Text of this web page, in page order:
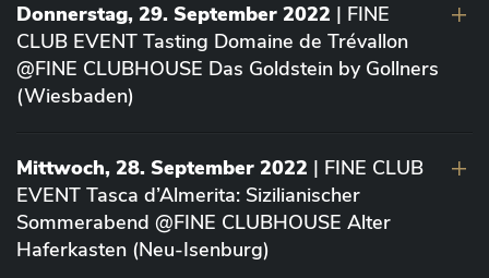
Donnerstag, 29. September 2022 | FINE
CLUB EVENT Tasting Domaine de Trévallon
@FINE CLUBHOUSE Das Goldstein by Gollners
(Wiesbaden)
Mittwoch, 28. September 2022 | FINE CLUB
EVENT Tasca d’Almerita: Sizilianischer
Sommerabend @FINE CLUBHOUSE Alter
Haferkasten (Neu-Isenburg)